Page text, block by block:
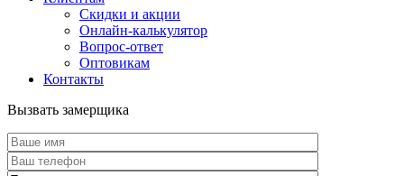
Скидки и акции
Онлайн-калькулятор
Вопрос-ответ
Оптовикам
Контакты
Вызвать замерщика